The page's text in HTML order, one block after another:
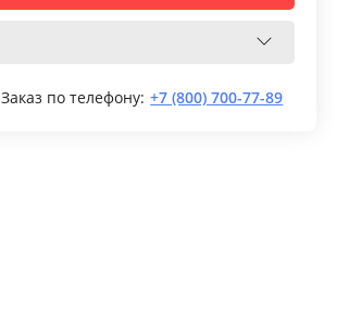
Заказ по телефону: +7 (800) 700-77-89